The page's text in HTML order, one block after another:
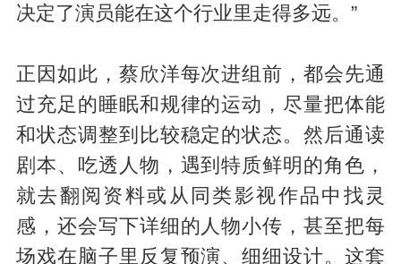
决定了演员能在这个行业里走得多远。”
正因如此，蔡欣洋每次进组前，都会先通
过充足的睡眠和规律的运动，尽量把体能
和状态调整到比较稳定的状态。然后通读
剧本、吃透人物，遇到特质鲜明的角色，
就去翻阅资料或从同类影视作品中找灵
感，还会写下详细的人物小传，甚至把每
场戏在脑子里反复预演、细细设计。这套